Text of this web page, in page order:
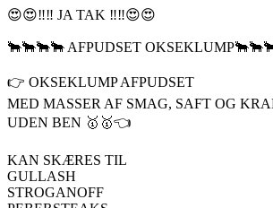
😍😍‼️‼️ JA TAK ‼️‼️😍😍
🐂🐂🐂🐂 AFPUDSET
👉 OKSEKLUMP AFPUDSET
MED MASSER AF SMAG, SAFT OG
UDEN BEN 🥇🥇👈
KAN SKÆRES TIL
GULLASH
STROGANOFF